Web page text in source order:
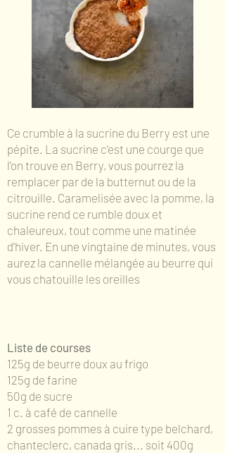
Ce crumble à la sucrine du Berry est une
pépite. La sucrine c'est une courge que
l'on trouve en Berry, vous pourrez la
remplacer par de la butternut ou de la
citrouille. Caramelisée avec la pomme, la
sucrine rend ce rumble doux et
chaleureux, tout comme une matinée
d'hiver. En une vingtaine de minutes, vous
aurez la cannelle mélangée au beurre qui
vous chatouille les oreilles
Liste de courses
125g de beurre doux au frigo
125g de farine
50g de sucre
1 c. à café de cannelle
2 grosses pommes à cuire type belchard,
chanteclerc, canada gris... soit 400g